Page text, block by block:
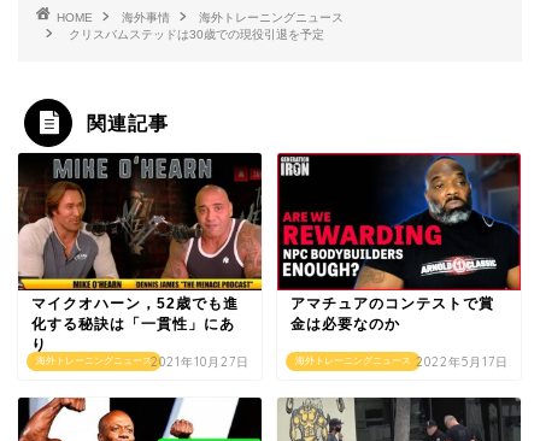
HOME 海外事情
海外トレーニングニュース
クリスバムステッドは30歳での現役引退を予定
関連記事
海外トレーニングニュース
マイクオハーン，52歳でも進
化する秘訣は「一貫性」にあ
り
2021年10月27日 海外トレーニングニュース
アマチュアのコンテストで賞
金は必要なのか
2022年5月17日